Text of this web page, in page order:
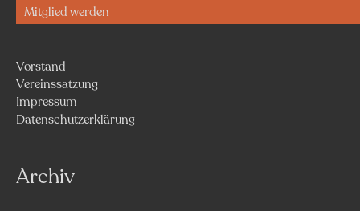
Mitglied werden
Vorstand
Vereinssatzung
Impressum
Datenschutzerklärung
Archiv